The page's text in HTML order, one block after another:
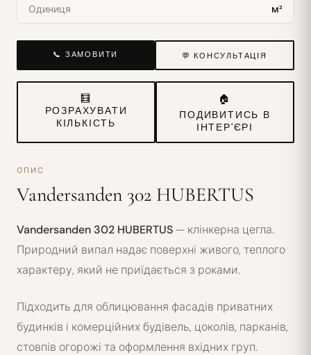
Одиниця м²
📞 ЗАМОВИТИ 💬 КОНСУЛЬТАЦІЯ
🧮
РОЗРАХУВАТИ
КІЛЬКІСТЬ
🏠
ПОДИВИТИСЬ В
ІНТЕР'ЄРІ
ОПИС
Vandersanden 302 HUBERTUS
Vandersanden 302 HUBERTUS— клінкерна цегла.
Природний випал надає поверхні живого, теплого
характеру, який не приїдається з роками.
Підходить для облицювання фасадів приватних
будинків і комерційних будівель, цоколів, парканів,
стовпів огорожі та оформлення вхідних груп.